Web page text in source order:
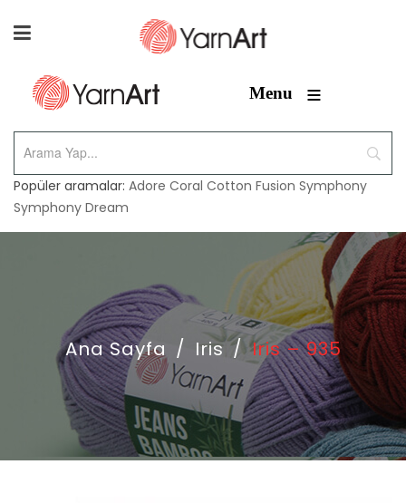
Menu ≡
Popüler aramalar: Adore Coral Cotton Fusion Symphony
Symphony Dream
Ana Sayfa / Iris / Iris – 935